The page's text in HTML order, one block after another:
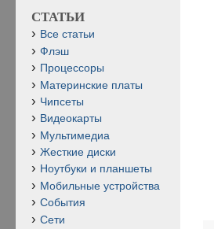
СТАТЬИ
Все статьи
Флэш
Процессоры
Материнские платы
Чипсеты
Видеокарты
Мультимедиа
Жесткие диски
Ноутбуки и планшеты
Мобильные устройства
События
Сети